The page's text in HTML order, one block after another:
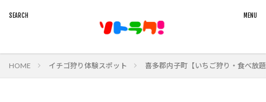
HOME イチゴ狩り体験スポット 喜多郡内子町【いちご狩り・食べ放